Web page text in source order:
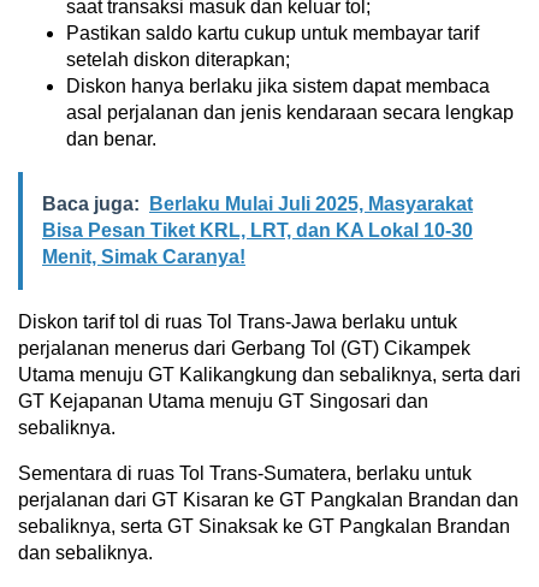
saat transaksi masuk dan keluar tol;
Pastikan saldo kartu cukup untuk membayar tarif
setelah diskon diterapkan;
Diskon hanya berlaku jika sistem dapat membaca
asal perjalanan dan jenis kendaraan secara lengkap
dan benar.
Baca juga:
Berlaku Mulai Juli 2025, Masyarakat
Bisa Pesan Tiket KRL, LRT, dan KA Lokal 10-30
Menit, Simak Caranya!
Diskon tarif tol di ruas Tol Trans-Jawa berlaku untuk
perjalanan menerus dari Gerbang Tol (GT) Cikampek
Utama menuju GT Kalikangkung dan sebaliknya, serta dari
GT Kejapanan Utama menuju GT Singosari dan
sebaliknya.
Sementara di ruas Tol Trans-Sumatera, berlaku untuk
perjalanan dari GT Kisaran ke GT Pangkalan Brandan dan
sebaliknya, serta GT Sinaksak ke GT Pangkalan Brandan
dan sebaliknya.